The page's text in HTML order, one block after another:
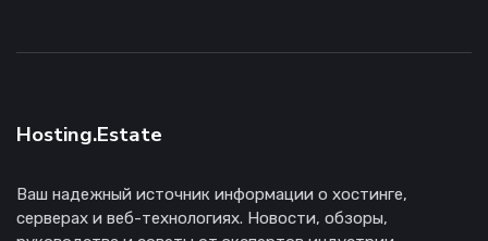
Hosting.Estate
Ваш надежный источник информации о хостинге,
серверах и веб-технологиях. Новости, обзоры,